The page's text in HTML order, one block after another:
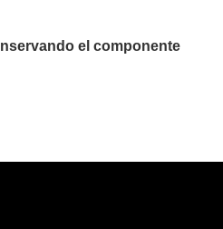
el componente